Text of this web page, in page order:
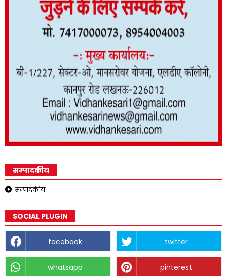
सम्पादकीय
सम्पादकीय
SOCIAL PLUGIN
facebook twitter
whatsapp pinterest